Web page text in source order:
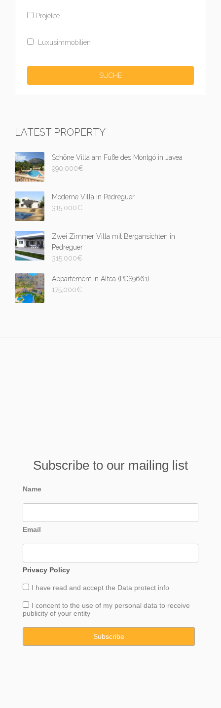
Projekte
Luxusimmobilien
LATEST PROPERTY
Schöne Villa am Fuße des Montgó in Javea
990,000€
Moderne Villa in Pedreguer
315,000€
Zwei Zimmer Villa mit Bergansichten in
Pedreguer
315,000€
Appartement in Altea (PCS9661)
175,000€
Subscribe to our mailing list
Name
Email
Privacy Policy
I have read and accept the Data protect info
I concent to the use of my personal data to receive
publicity of your entity